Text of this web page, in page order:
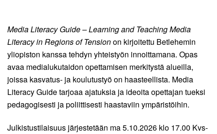
Media Literacy Guide – Learning and Teaching Media
Literacy in Regions of Tensionon kirjoitettu Betlehemin
yliopiston kanssa tehdyn yhteistyön innoittamana. Opas
avaa medialukutaidon opettamisen merkitystä alueilla,
joissa kasvatus- ja koulutustyö on haasteellista. Media
Literacy Guide tarjoaa ajatuksia ja ideoita opettajan tueksi
pedagogisesti ja poliittisesti haastaviin ympäristöihin.
Julkistustilaisuus järjestetään ma 5.10.2026 klo 17.00 Kvs-